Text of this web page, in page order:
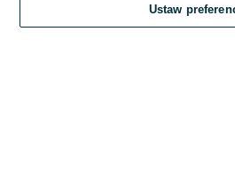
Kontynuując za pośrednictwem jednego z
OLX.pl w
Ustaw